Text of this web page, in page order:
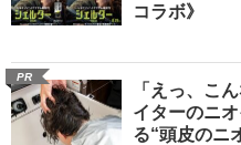
コラボ》
PR
「えっ、こ
イターのニ
る“頭皮のニ